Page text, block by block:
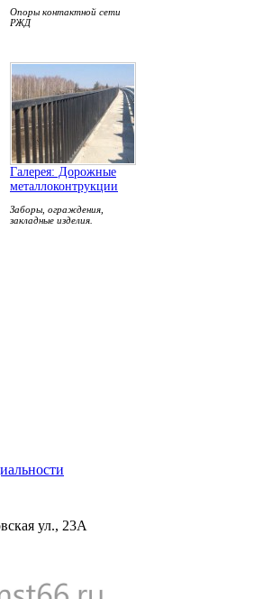
Опоры контактной сети
РЖД
Галерея: Дорожные
металлоконтрукции
Заборы, ограждения,
закладные изделия.
ул., 23А